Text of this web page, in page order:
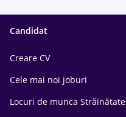
Candidat
Creare CV
Cele mai noi joburi
Locuri de munca Străinătate